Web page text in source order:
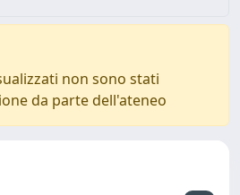
non sono stati
da parte dell'ateneo